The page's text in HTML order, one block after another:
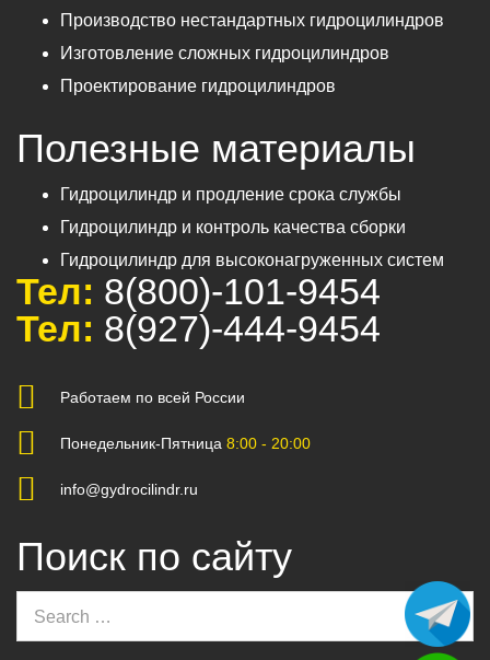
Производство нестандартных гидроцилиндров
Изготовление сложных гидроцилиндров
Проектирование гидроцилиндров
Полезные материалы
Гидроцилиндр и продление срока службы
Гидроцилиндр и контроль качества сборки
Гидроцилиндр для высоконагруженных систем
Тел: 8(800)-101-9454
Тел: 8(927)-444-9454
Работаем по всей России
Понедельник-Пятница 8:00 - 20:00
info@gydrocilindr.ru
Поиск по сайту